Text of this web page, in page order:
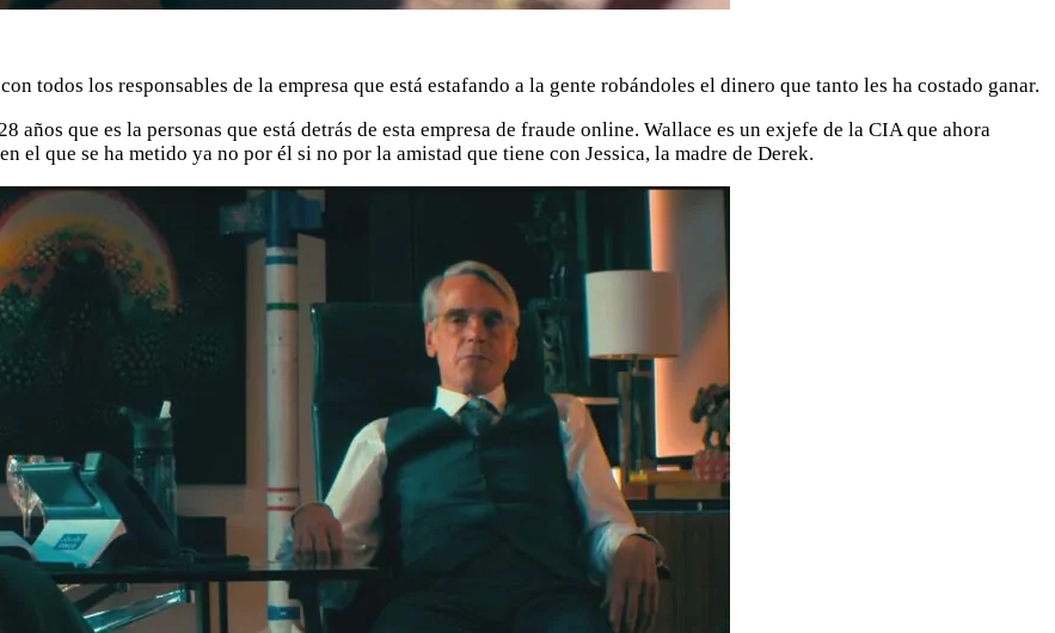
todos los responsables de la empresa que está estafando a la gente robándoles el dinero que tanto les ha costado ganar.
que es la personas que está detrás de esta empresa de fraude online. Wallace es un exjefe de la CIA que ahora
el que se ha metido ya no por él si no por la amistad que tiene con Jessica, la madre de Derek.